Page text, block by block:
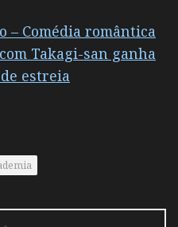
– Comédia romântica
Takagi-san ganha
estreia